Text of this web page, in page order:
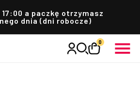
17:00 a paczkę otrzymasz
dnia (dni robocze)
Zaloguj
się
Koszyk
0
0
pozycje(-
i)